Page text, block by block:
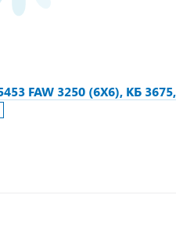
FAW 3250 (6Х6), КБ 3675,